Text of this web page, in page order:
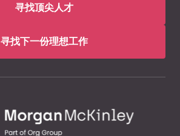
寻找顶尖人才
寻找下一份理想工作